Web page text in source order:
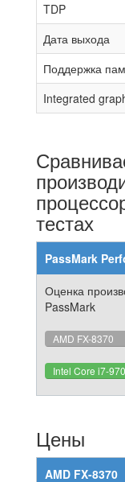
TDP
Дата выхода
Поддержка
Integrated
тестах
PassMark
Оценка
PassMark
AMD FX-8370
Intel Core i7-
Цены
AMD FX-8370